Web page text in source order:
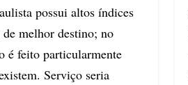
possui altos índices
de melhor destino; no
é feito particularmente
Serviço seria